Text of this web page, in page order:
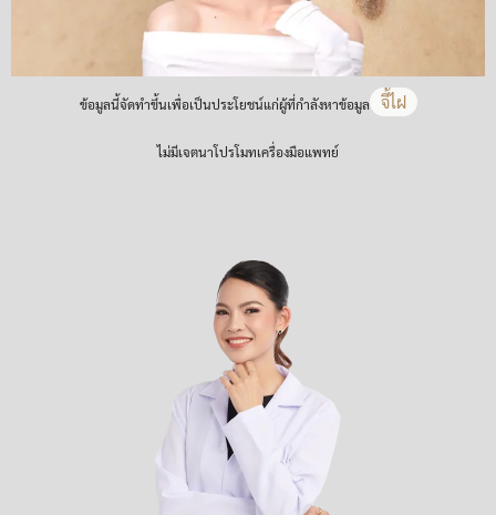
ข้อมูลนี้จัดทำขึ้นเพื่อเป็นประโยชน์แก่ผู้ที่กำลังหาข้อมูล จี้ไฝ
ไม่มีเจตนาโปรโมทเครื่องมือแพทย์